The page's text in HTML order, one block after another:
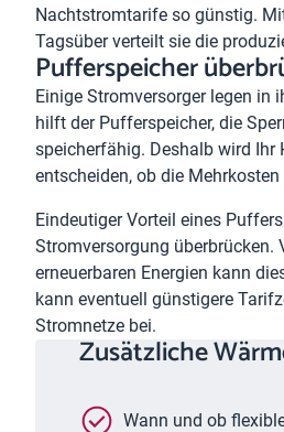
Nachtstromtarife so günstig.
Tagsüber verteilt sie die
Pufferspeicher
Einige Stromversorger legen in
hilft der Pufferspeicher, die
speicherfähig. Deshalb wird Ihr
entscheiden, ob die
Eindeutiger Vorteil eines
Stromversorgung überbrücken.
erneuerbaren Energien kann
kann eventuell günstigere
Stromnetze bei.
Zusätzliche
Wann und ob